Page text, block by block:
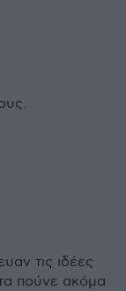
τις ιδέες
πούνε ακόμα